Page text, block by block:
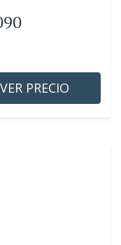
VER PRECIO